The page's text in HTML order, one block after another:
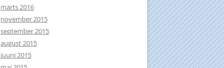
märts 2016
november 2015
september 2015
august 2015
juuni 2015